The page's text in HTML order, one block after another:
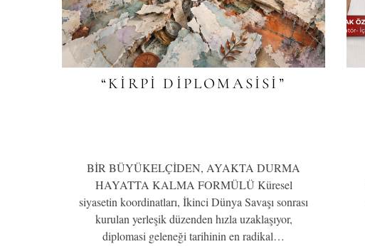
“KİRPİ DİPLOMASİSİ”
BİR BÜYÜKELÇİDEN, AYAKTA DURMA
HAYATTA KALMA FORMÜLÜ Küresel
siyasetin koordinatları, İkinci Dünya Savaşı sonrası
kurulan yerleşik düzenden hızla uzaklaşıyor,
diplomasi geleneği tarihinin en radikal…